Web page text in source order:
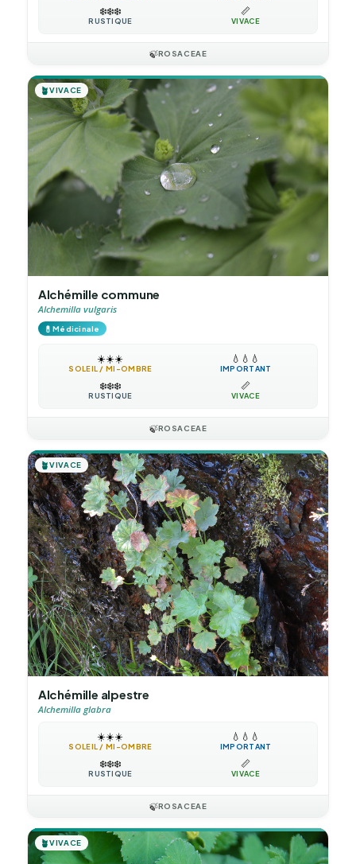
❄️❄️❄️
RUSTIQUE
📏
VIVACE
🍃ROSACEAE
🪴VIVACE
Alchémille commune
Alchemilla vulgaris
💊Médicinale
☀️☀️☀️
SOLEIL / MI-OMBRE
💧 💧 💧
IMPORTANT
❄️❄️❄️
RUSTIQUE
📏
VIVACE
🍃ROSACEAE
🪴VIVACE
Alchémille alpestre
Alchemilla glabra
☀️☀️☀️
SOLEIL / MI-OMBRE
💧 💧 💧
IMPORTANT
❄️❄️❄️
RUSTIQUE
📏
VIVACE
🍃ROSACEAE
🪴VIVACE